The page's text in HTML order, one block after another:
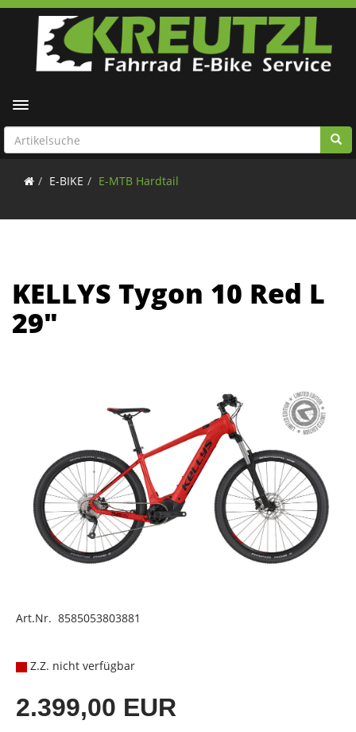
Toggle navigation
E-BIKE E-MTB Hardtail
KELLYS Tygon 10 Red L
29"
Art.Nr. 8585053803881
Z.Z. nicht verfügbar
2.399,00 EUR